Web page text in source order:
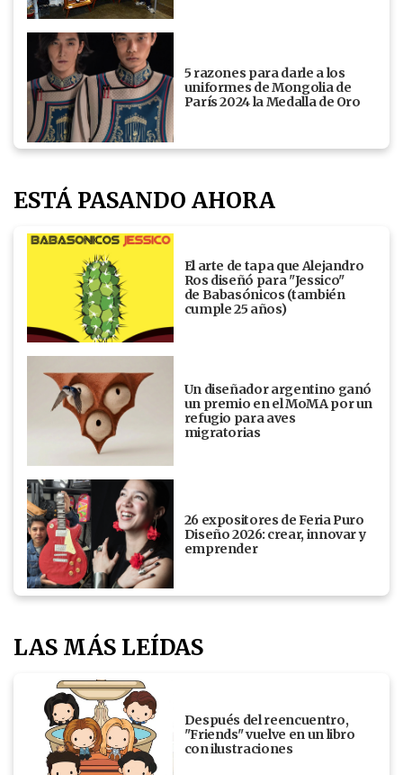
5 razones para darle a los
uniformes de Mongolia de
París 2024 la Medalla de Oro
ESTÁ PASANDO AHORA
El arte de tapa que Alejandro
Ros diseñó para "Jessico"
de Babasónicos (también
cumple 25 años)
Un diseñador argentino ganó
un premio en el MoMA por un
refugio para aves
migratorias
26 expositores de Feria Puro
Diseño 2026: crear, innovar y
emprender
LAS MÁS LEÍDAS
Después del reencuentro,
"Friends" vuelve en un libro
con ilustraciones